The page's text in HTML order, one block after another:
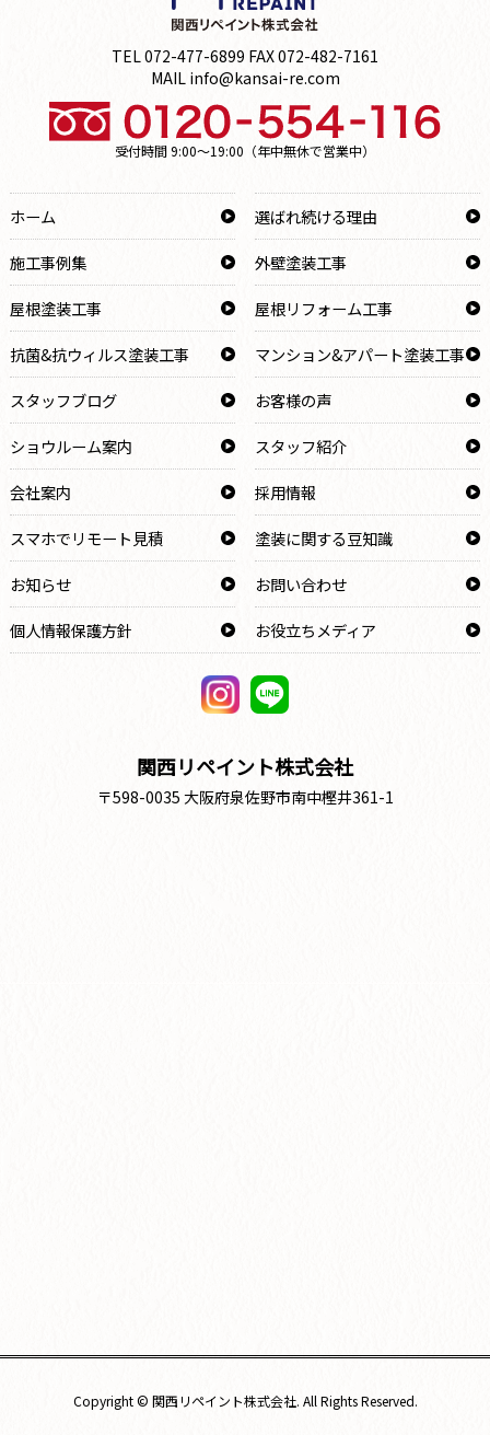
TEL 072-477-6899 FAX 072-482-7161
MAIL info@kansai-re.com
受付時間 9:00～19:00（年中無休で営業中）
ホーム
選ばれ続ける理由
施工事例集
外壁塗装工事
屋根塗装工事
屋根リフォーム工事
抗菌&抗ウィルス塗装工事
マンション&アパート塗装工事
スタッフブログ
お客様の声
ショウルーム案内
スタッフ紹介
会社案内
採用情報
スマホでリモート見積
塗装に関する豆知識
お知らせ
お問い合わせ
個人情報保護方針
お役立ちメディア
関西リペイント株式会社
〒598-0035 大阪府泉佐野市南中樫井361-1
Copyright © 関西リペイント株式会社. All Rights Reserved.